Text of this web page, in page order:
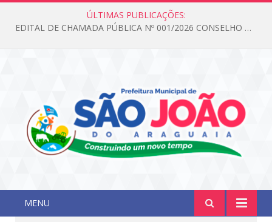
ÚLTIMAS PUBLICAÇÕES:
EDITAL DE CHAMADA PÚBLICA Nº 001/2026 CONSELHO DOS DIREITOS DA CRIANÇA E DO ADOLESCENTE
MENU